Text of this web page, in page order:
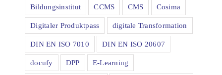
Bildungsinstitut CCMS CMS Cosima
Digitaler Produktpass digitale Transformation
DIN EN ISO 7010 DIN EN ISO 20607
docufy DPP E-Learning